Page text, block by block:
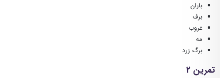
باران
برف
غروب
مه
برگ زرد
تمرین ۲